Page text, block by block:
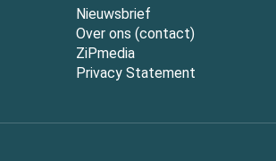
Nieuwsbrief
Over ons (contact)
ZiPmedia
Privacy Statement